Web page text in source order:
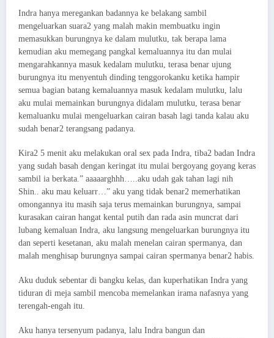
Indra hanya meregankan badannya ke belakang sambil
mengeluarkan suara2 yang malah makin membuatku ingin
memasukkan burungnya ke dalam mulutku, tak berapa lama
kemudian aku memegang pangkal kemaluannya itu dan mulai
mengarahkannya masuk kedalam mulutku, terasa benar ujung
burungnya itu menyentuh dinding tenggorokanku ketika hampir
semua bagian batang kemaluannya masuk kedalam mulutku, lalu
aku mulai memainkan burungnya didalam mulutku, terasa benar
kemaluanku mulai mengeluarkan cairan basah lagi tanda kalau aku
sudah benar2 terangsang padanya.
Kira2 5 menit aku melakukan oral sex pada Indra, tiba2 badan Indra
yang sudah basah dengan keringat itu mulai bergoyang goyang keras
sambil ia berkata.” aaaaarghhh…..aku udah gak tahan lagi nih
Shin.. aku mau keluarr…” aku yang tidak benar2 memerhatikan
omongannya itu masih saja terus memainkan burungnya, sampai
kurasakan cairan hangat kental putih dan rada asin muncrat dari
lubang kemaluan Indra, aku langsung mengeluarkan burungnya itu
dan seperti kesetanan, aku malah menelan cairan spermanya, dan
malah menghisap burungnya sampai cairan spermanya benar2 habis.
Aku duduk sebentar di bangku kelas, dan kuperhatikan Indra yang
tiduran di meja sambil mencoba memelankan irama nafasnya yang
terengah-engah itu.
Aku hanya tersenyum padanya, lalu Indra bangun dan